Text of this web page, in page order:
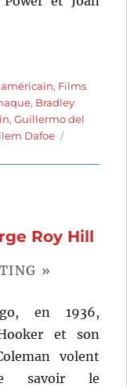
, Films
, Bradley
,Guillermo del
Dafoe
Roy Hill
»
en 1936,
et son
volent
savoir le